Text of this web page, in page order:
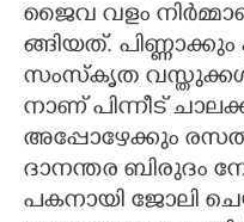
ജൈ​വ​ വ​ളം​
ങ്ങി​യ​ത്.
സം​സ്കൃ​ത​ വ​സ്തു​ക്ക​ൾ​
നാ​ണ് പി​ന്നീ​ട്
അ​പ്പോ​ഴേ​ക്കും​
ദാ​ന​ന്ത​ര​ ബി​രു​ദം​
പ​ക​നാ​യി​ ജോ​ലി​